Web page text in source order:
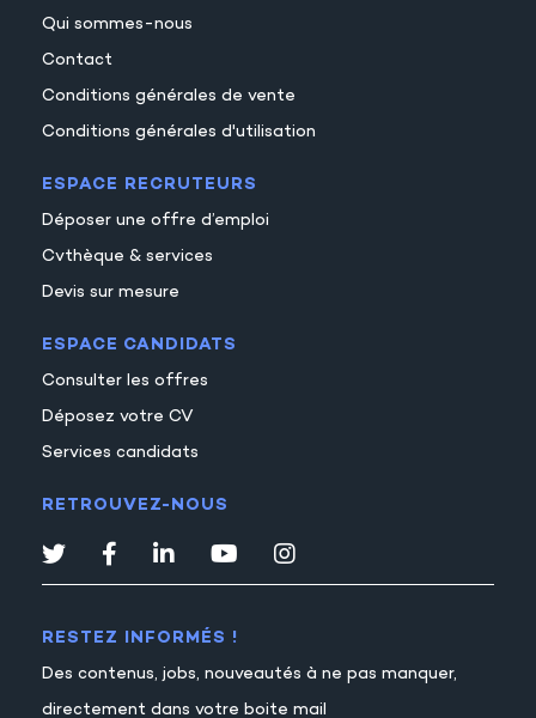
Qui sommes-nous
Contact
Conditions générales de vente
Conditions générales d'utilisation
ESPACE RECRUTEURS
Déposer une offre d’emploi
Cvthèque & services
Devis sur mesure
ESPACE CANDIDATS
Consulter les offres
Déposez votre CV
Services candidats
RETROUVEZ-NOUS
RESTEZ INFORMÉS !
Des contenus, jobs, nouveautés à ne pas manquer,
directement dans votre boite mail